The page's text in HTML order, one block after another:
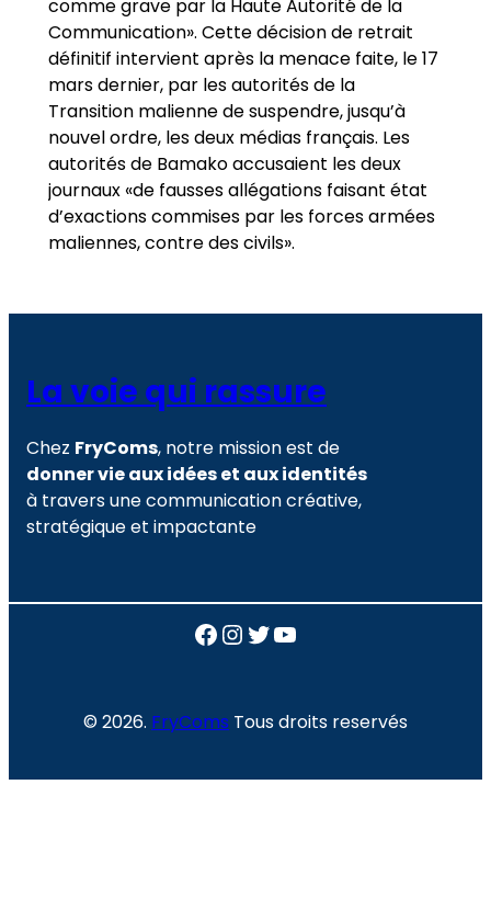
comme grave par la Haute Autorité de la
Communication». Cette décision de retrait
définitif intervient après la menace faite, le 17
mars dernier, par les autorités de la
Transition malienne de suspendre, jusqu’à
nouvel ordre, les deux médias français. Les
autorités de Bamako accusaient les deux
journaux «de fausses allégations faisant état
d’exactions commises par les forces armées
maliennes, contre des civils».
La voie qui rassure
Chez FryComs, notre mission est de
donner vie aux idées et aux identités
à travers une communication créative,
stratégique et impactante
Facebook
Instagram
Twitter
YouTube
© 2026. FryComs Tous droits reservés